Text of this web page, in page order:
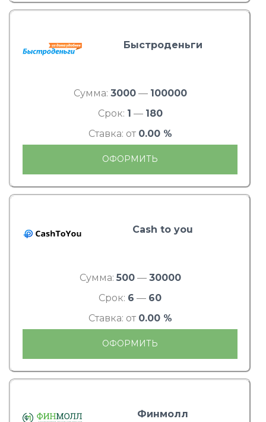
Быстроденьги
Сумма: 3000— 100000
Срок: 1 — 180
Ставка: от 0.00 %
ОФОРМИТЬ
Cash to you
Сумма: 500— 30000
Срок: 6 — 60
Ставка: от 0.00 %
ОФОРМИТЬ
Финмолл